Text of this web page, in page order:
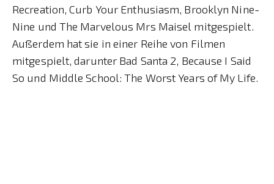
Recreation, Curb Your Enthusiasm, Brooklyn Nine-
Nine und The Marvelous Mrs Maisel mitgespielt.
Außerdem hat sie in einer Reihe von Filmen
mitgespielt, darunter Bad Santa 2, Because I Said
So und Middle School: The Worst Years of My Life.